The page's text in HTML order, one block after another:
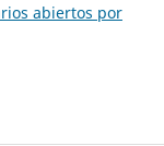
abiertos por